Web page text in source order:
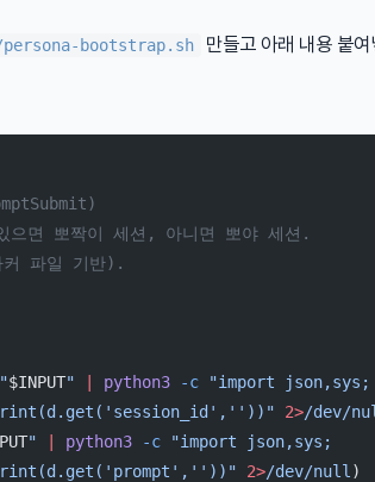
bootstrap.sh
만들고 아래 내용 붙여
으면 뽀짝이 세션, 아니면 뽀야 세션.
파일 기반).
"$INPUT" python3 -c "import json,sys;
2>/dev/
" python3 -c "import json,sys;
2>/dev/null )